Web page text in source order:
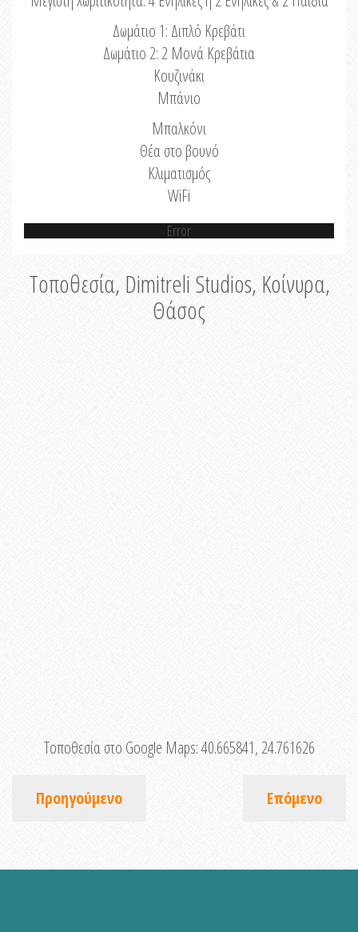
Δωμάτιο 1: Διπλό Κρεβάτι
Δωμάτιο 2: 2 Μονά Κρεβάτια
Κουζινάκι
Μπάνιο
Μπαλκόνι
Θέα στο βουνό
Κλιματισμός
WiFi
Error
Τοποθεσία, Dimitreli Studios, Κοίνυρα,
Θάσος
Τοποθεσία στο Google Maps:40.665841, 24.761626
Προηγούμενο Επόμενο